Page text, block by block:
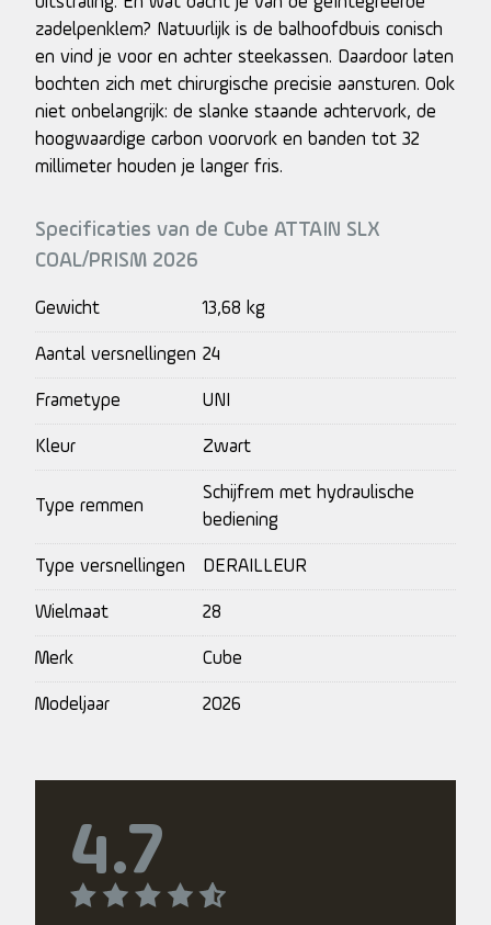
zadelpenklem? Natuurlijk is de balhoofdbuis conisch
en vind je voor en achter steekassen. Daardoor laten
bochten zich met chirurgische precisie aansturen. Ook
niet onbelangrijk: de slanke staande achtervork, de
hoogwaardige carbon voorvork en banden tot 32
millimeter houden je langer fris.
Specificaties van de Cube ATTAIN SLX
COAL/PRISM 2026
Gewicht 13,68 kg
Aantal versnellingen 24
Frametype UNI
Kleur Zwart
Type remmen
Schijfrem met hydraulische
bediening
Type versnellingen DERAILLEUR
Wielmaat 28
Merk Cube
Modeljaar 2026
4.7